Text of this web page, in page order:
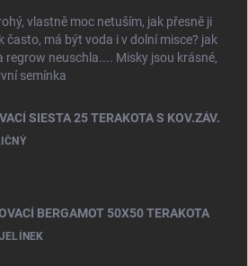
vlastně moc netuším, jak přesně ji
často, má být voda i v dolní misce? jak
regrow neuschla.... Misky jsou krásné,
semínka
SIESTA 25 TERAKOTA S KOV.ZÁV.
BERGAMOT 50X50 TERAKOTA